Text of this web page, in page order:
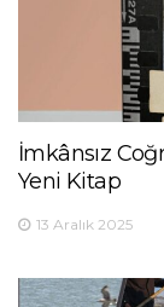
İmkânsız
Yeni Kitap
13 Aralık 2025